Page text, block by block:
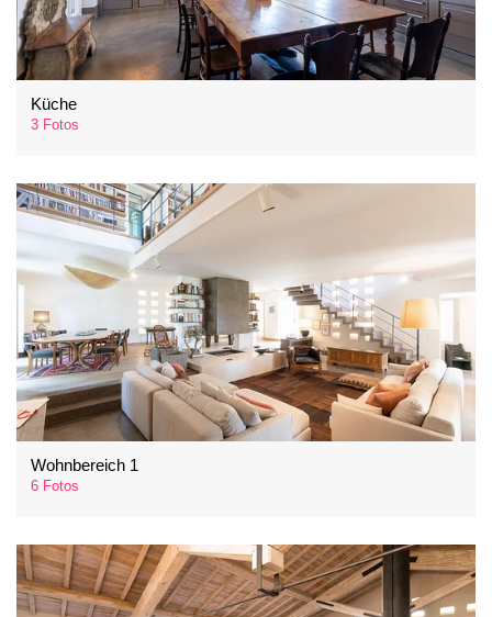
Küche
3 Fotos
Wohnbereich 1
6 Fotos